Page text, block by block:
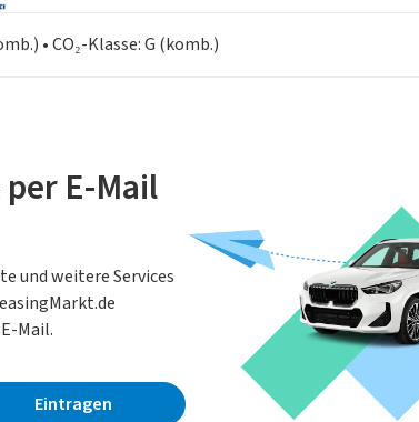
• CO₂-Klasse: G (komb.)
E-Mail
und weitere Services
Mail.
Eintragen